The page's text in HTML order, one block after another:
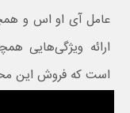
عامل آی او اس و
ارائه ویژگی‌هایی
است که فروش این